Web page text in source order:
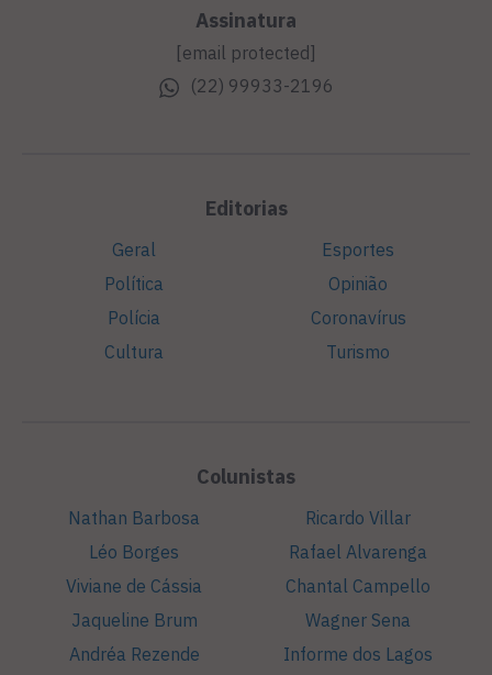
Assinatura
[email protected]
(22) 99933-2196
Editorias
Geral
Política
Polícia
Cultura
Esportes
Opinião
Coronavírus
Turismo
Colunistas
Nathan Barbosa
Léo Borges
Viviane de Cássia
Jaqueline Brum
Andréa Rezende
Ricardo Villar
Rafael Alvarenga
Chantal Campello
Wagner Sena
Informe dos Lagos